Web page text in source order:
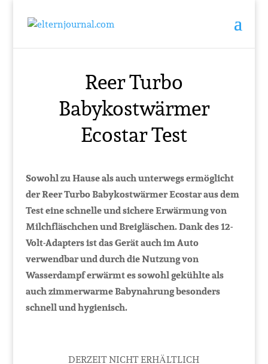
Reer Turbo
Babykostwärmer
Ecostar Test
Sowohl zu Hause als auch unterwegs ermöglicht
der Reer Turbo Babykostwärmer Ecostar aus dem
Test eine schnelle und sichere Erwärmung von
Milchfläschchen und Breigläschen. Dank des 12-
Volt-Adapters ist das Gerät auch im Auto
verwendbar und durch die Nutzung von
Wasserdampf erwärmt es sowohl gekühlte als
auch zimmerwarme Babynahrung besonders
schnell und hygienisch.
DERZEIT NICHT ERHÄLTLICH